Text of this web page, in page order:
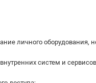
личного оборудования,
систем и